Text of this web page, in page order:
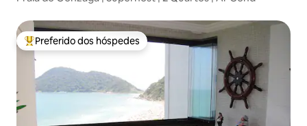
Entre os melhores preferidos dos hóspedes
Preferido dos hóspedes